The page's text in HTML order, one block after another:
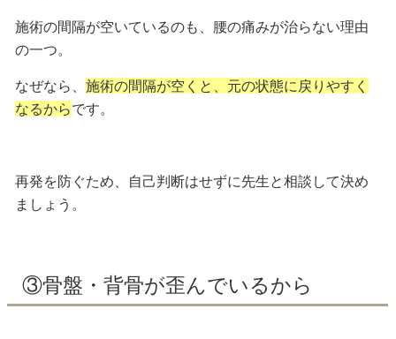
施術の間隔が空いているのも、腰の痛みが治らない理由
の一つ。
なぜなら、 施術の間隔が空くと、元の状態に戻りやすく
なるからです。
再発を防ぐため、自己判断はせずに先生と相談して決め
ましょう。
③骨盤・背骨が歪んでいるから